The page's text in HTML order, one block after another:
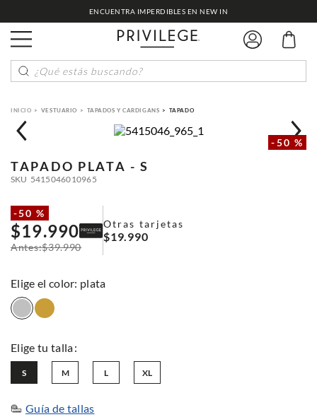
ENCUENTRA IMPERDIBLES EN NEW IN
¿Qué estás buscando?
VESTUARIO TAPADOS Y CARDIGANS TAPADO
-50 %
TAPADO PLATA - S
SKU 5415046010965
-50 %
$19.990
$39.990
Otras tarjetas
$19.990
: plata
L
M
S XL
Guía de tallas